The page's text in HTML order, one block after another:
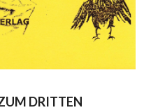
DRITTEN